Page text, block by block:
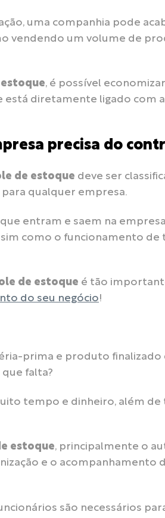
uma companhia pode
vendendo um volume de
, é possível
está diretamente ligado com
precisa do
de estoque deve ser
para qualquer empresa.
entram e saem na
como o funcionamento
de estoque é tão
do seu negócio!
prima e produto finalizado
falta?
tempo e dinheiro, além
estoque, principalmente o
e o acompanhamento
são necessários